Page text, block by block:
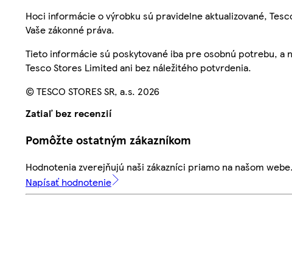
Hoci informácie o výrobku sú pravidelne aktualizované,
Vaše zákonné práva.
Tieto informácie sú poskytované iba pre osobnú potrebu, a
Tesco Stores Limited ani bez náležitého potvrdenia.
© TESCO STORES SR, a.s. 2026
Zatiaľ bez recenzií
Pomôžte ostatným zákazníkom
Hodnotenia zverejňujú naši zákazníci priamo na našom
Napísať hodnotenie